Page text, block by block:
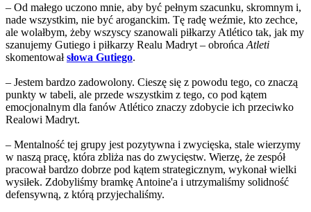
– Od małego uczono mnie, aby być pełnym szacunku, skromnym i,
nade wszystkim, nie być aroganckim. Tę radę weźmie, kto zechce,
ale wolałbym, żeby wszyscy szanowali piłkarzy Atlético tak, jak my
szanujemy Gutiego i piłkarzy Realu Madryt – obrońca Atleti
skomentowałsłowa Gutiego.
– Jestem bardzo zadowolony. Cieszę się z powodu tego, co znaczą
punkty w tabeli, ale przede wszystkim z tego, co pod kątem
emocjonalnym dla fanów Atlético znaczy zdobycie ich przeciwko
Realowi Madryt.
– Mentalność tej grupy jest pozytywna i zwycięska, stale wierzymy
w naszą pracę, która zbliża nas do zwycięstw. Wierzę, że zespół
pracował bardzo dobrze pod kątem strategicznym, wykonał wielki
wysiłek. Zdobyliśmy bramkę Antoine'a i utrzymaliśmy solidność
defensywną, z którą przyjechaliśmy.